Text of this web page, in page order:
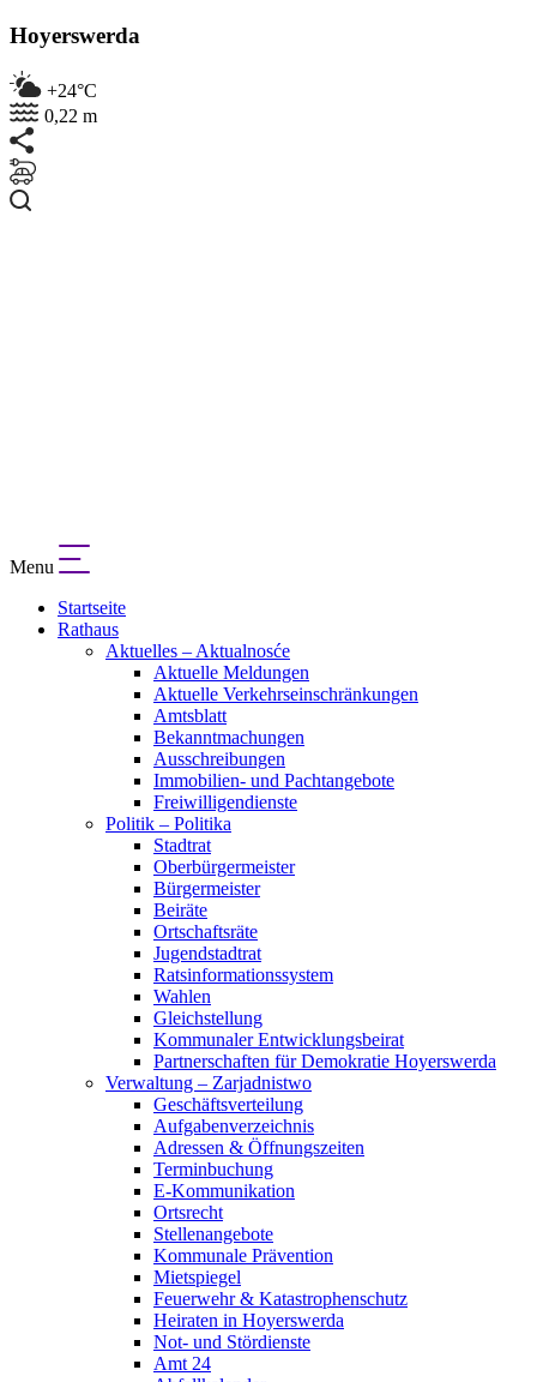
Hoyerswerda
+24°C
0,22 m
Menu
Startseite
Rathaus
Aktuelles – Aktualnosće
Aktuelle Meldungen
Aktuelle Verkehrseinschränkungen
Amtsblatt
Bekanntmachungen
Ausschreibungen
Immobilien- und Pachtangebote
Freiwilligendienste
Politik – Politika
Stadtrat
Oberbürgermeister
Bürgermeister
Beiräte
Ortschaftsräte
Jugendstadtrat
Ratsinformationssystem
Wahlen
Gleichstellung
Kommunaler Entwicklungsbeirat
Partnerschaften für Demokratie Hoyerswerda
Verwaltung – Zarjadnistwo
Geschäftsverteilung
Aufgabenverzeichnis
Adressen & Öffnungszeiten
Terminbuchung
E-Kommunikation
Ortsrecht
Stellenangebote
Kommunale Prävention
Mietspiegel
Feuerwehr & Katastrophenschutz
Heiraten in Hoyerswerda
Not- und Stördienste
Amt 24